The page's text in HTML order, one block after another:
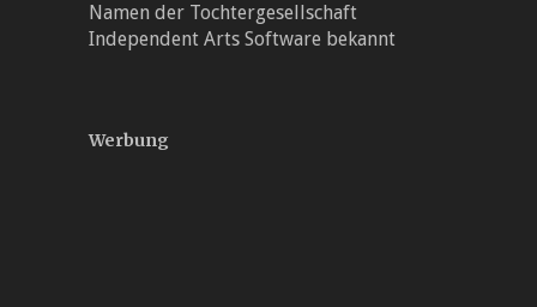
Namen der Tochtergesellschaft
Independent Arts Software bekannt
Werbung